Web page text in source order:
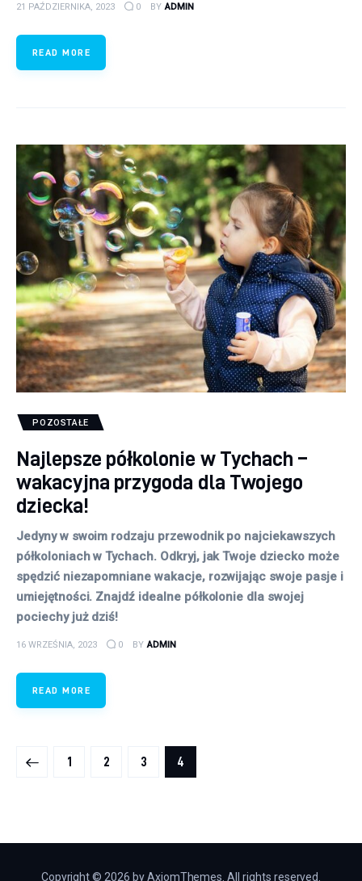
21 PAŹDZIERNIKA, 2023 0 BY ADMIN
READ MORE
POZOSTAŁE
Najlepsze półkolonie w Tychach –
wakacyjna przygoda dla Twojego
dziecka!
Jedyny w swoim rodzaju przewodnik po najciekawszych
półkoloniach w Tychach. Odkryj, jak Twoje dziecko może
spędzić niezapomniane wakacje, rozwijając swoje pasje i
umiejętności. Znajdź idealne półkolonie dla swojej
pociechy już dziś!
16 WRZEŚNIA, 2023 0 BY ADMIN
READ MORE
Stronicowanie wpisów
PAGE
1 PAGE
2 PAGE
3 PAGE
4
Copyright © 2026 by AxiomThemes. All rights reserved.